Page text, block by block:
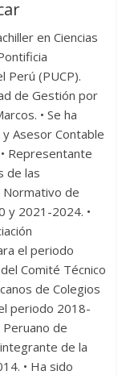
en Ciencias
Perú (PUCP).
de Gestión por
• Se ha
Asesor Contable
Representante
de las
Normativo de
y 2021-2024. •
el periodo
Comité Técnico
de Colegios
periodo 2018-
de
de la
• Ha sido